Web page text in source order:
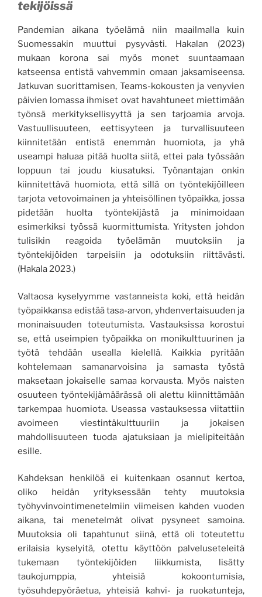
tekijöissä
Pandemian aikana työelämä niin maailmalla kuin
Suomessakin muuttui pysyvästi. Hakalan (2023)
mukaan korona sai myös monet suuntaamaan
katseensa entistä vahvemmin omaan jaksamiseensa.
Jatkuvan suorittamisen, Teams-kokousten ja venyvien
päivien lomassa ihmiset ovat havahtuneet miettimään
työnsä merkityksellisyyttä ja sen tarjoamia arvoja.
Vastuullisuuteen, eettisyyteen ja turvallisuuteen
kiinnitetään entistä enemmän huomiota, ja yhä
useampi haluaa pitää huolta siitä, ettei pala työssään
loppuun tai joudu kiusatuksi. Työnantajan onkin
kiinnitettävä huomiota, että sillä on työntekijöilleen
tarjota vetovoimainen ja yhteisöllinen työpaikka, jossa
pidetään huolta työntekijästä ja minimoidaan
esimerkiksi työssä kuormittumista. Yritysten johdon
tulisikin reagoida työelämän muutoksiin ja
työntekijöiden tarpeisiin ja odotuksiin riittävästi.
(Hakala 2023.)
Valtaosa kyselyymme vastanneista koki, että heidän
työpaikkansa edistää tasa-arvon, yhdenvertaisuuden ja
moninaisuuden toteutumista. Vastauksissa korostui
se, että useimpien työpaikka on monikulttuurinen ja
työtä tehdään usealla kielellä. Kaikkia pyritään
kohtelemaan samanarvoisina ja samasta työstä
maksetaan jokaiselle samaa korvausta. Myös naisten
osuuteen työntekijämäärässä oli alettu kiinnittämään
tarkempaa huomiota. Useassa vastauksessa viitattiin
avoimeen viestintäkulttuuriin ja jokaisen
mahdollisuuteen tuoda ajatuksiaan ja mielipiteitään
esille.
Kahdeksan henkilöä ei kuitenkaan osannut kertoa,
oliko heidän yrityksessään tehty muutoksia
työhyvinvointimenetelmiin viimeisen kahden vuoden
aikana, tai menetelmät olivat pysyneet samoina.
Muutoksia oli tapahtunut siinä, että oli toteutettu
erilaisia kyselyitä, otettu käyttöön palveluseteleitä
tukemaan työntekijöiden liikkumista, lisätty
taukojumppia, yhteisiä kokoontumisia,
työsuhdepyöräetua, yhteisiä kahvi- ja ruokatunteja,